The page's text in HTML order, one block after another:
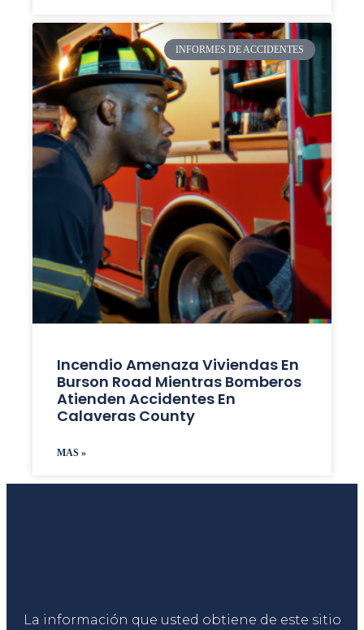
INFORMES DE ACCIDENTES
Incendio Amenaza Viviendas En
Burson Road Mientras Bomberos
Atienden Accidentes En
Calaveras County
MAS »
La información que usted obtiene de este sitio